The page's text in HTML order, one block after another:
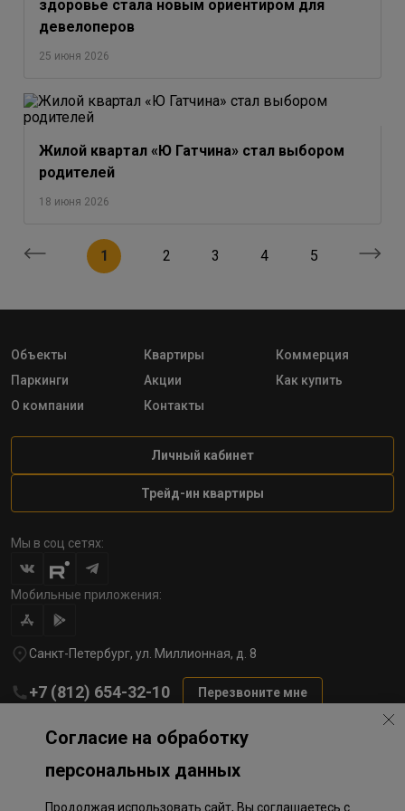
здоровье стала новым ориентиром для
девелоперов
25 июня 2026
Жилой квартал «Ю Гатчина» стал выбором
родителей
18 июня 2026
1 2 3 4 5
Объекты Квартиры
Коммерция
Паркинги
Акции
Как купить
О компании
Контакты
Личный кабинет
Трейд-ин квартиры
Мы в соц сетях:
Мобильные приложения:
Санкт-Петербург, ул. Миллионная, д. 8
+7 (812) 654-32-10 Перезвоните мне
Политика обработки персональных данных
Согласие на обработку
персональных данных
Продолжая использовать сайт, Вы соглашаетесь с